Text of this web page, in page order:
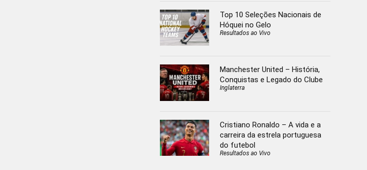
Top 10 Seleções Nacionais de
Hóquei no Gelo
Resultados ao Vivo
Manchester United – História,
Conquistas e Legado do Clube
Inglaterra
Cristiano Ronaldo – A vida e a
carreira da estrela portuguesa
do futebol
Resultados ao Vivo